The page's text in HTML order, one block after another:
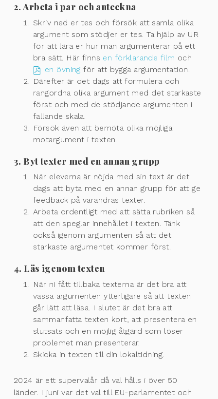
2. Arbeta i par och anteckna
Skriv ned er tes och försök att samla olika
argument som stödjer er tes. Ta hjälp av UR
för att lära er hur man argumenterar på ett
bra sätt. Här finns en förklarande film och
en övning för att bygga argumentation.
Därefter är det dags att formulera och
rangordna olika argument med det starkaste
först och med de stödjande argumenten i
fallande skala.
Försök även att bemöta olika möjliga
motargument i texten.
3. Byt texter med en annan grupp
När eleverna är nöjda med sin text är det
dags att byta med en annan grupp för att ge
feedback på varandras texter.
Arbeta ordentligt med att sätta rubriken så
att den speglar innehållet i texten. Tänk
också igenom argumenten så att det
starkaste argumentet kommer först.
4. Läs igenom texten
När ni fått tillbaka texterna är det bra att
vässa argumenten ytterligare så att texten
går lätt att läsa. I slutet är det bra att
sammanfatta texten kort, att presentera en
slutsats och en möjlig åtgärd som löser
problemet man presenterar.
Skicka in texten till din lokaltidning.
2024 är ett supervalår då val hålls i över 50
länder. I juni var det val till EU-parlamentet och